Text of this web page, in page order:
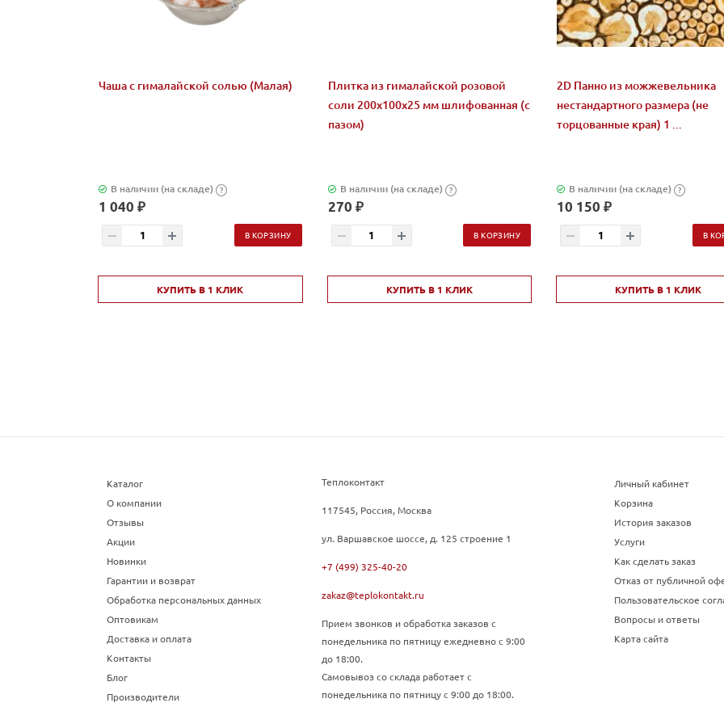
Чаша с гималайской солью (Малая)
В наличии (на складе) ?
1 040 ₽
В КОРЗИНУ
КУПИТЬ В 1 КЛИК
Плитка из гималайской розовой
соли 200x100x25 мм шлифованная (с
пазом)
В наличии (на складе) ?
270 ₽
В КОРЗИНУ
КУПИТЬ В 1 КЛИК
2D Панно из можжевельника
нестандартного размера (не
торцованные края) 1 ...
В наличии (на складе) ?
10 150 ₽
В
КУПИТЬ В 1 КЛИК
Каталог
О компании
Отзывы
Акции
Новинки
Гарантии и возврат
Обработка персональных данных
Оптовикам
Доставка и оплата
Контакты
Блог
Производители
Теплоконтакт
117545, Россия, Москва
ул. Варшавское шоссе, д. 125 строение 1
+7 (499) 325-40-20
zakaz@teplokontakt.ru
Прием звонков и обработка заказов с
понедельника по пятницу ежедневно с 9:00
до 18:00.
Самовывоз со склада работает с
понедельника по пятницу с 9:00 до 18:00.
Личный кабинет
Корзина
История заказов
Услуги
Как сделать заказ
Отказ от публичной
Пользовательское
Вопросы и ответы
Карта сайта